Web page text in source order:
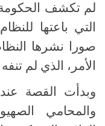
لم تكشف الحكومة
التي باعتها
صورا نشرها
الأمر، الذي لم
وبدأت القصة
والمحامي